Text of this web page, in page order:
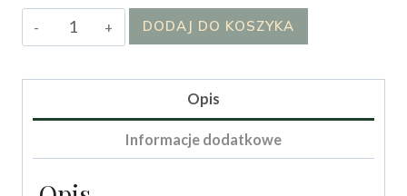
ilość
Sukienka
DODAJ DO KOSZYKA
Opis
Informacje dodatkowe